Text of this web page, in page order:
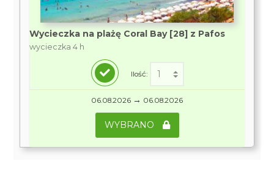
Wycieczka na plażę Coral Bay [28] z Pafos
wycieczka 4 h
Ilość:
06.08.2026 → 06.08.2026
WYBRANO